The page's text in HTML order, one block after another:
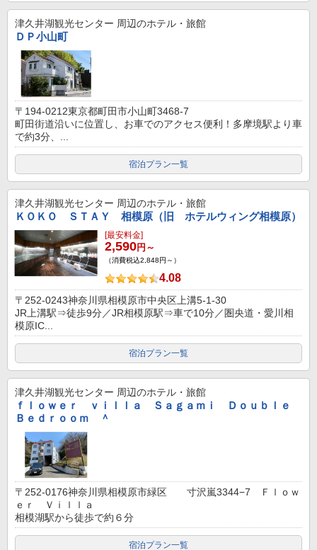
津久井湖観光センター 周辺のホテル・旅館
ＤＰ小山町
〒194-0212東京都町田市小山町3468-7
町田街道沿いに位置し、お車でのアクセス便利！多摩境駅より車
で約3分、...
宿泊プラン一覧
津久井湖観光センター 周辺のホテル・旅館
ＫＯＫＯ ＳＴＡＹ 相模原（旧 ホテルウィング相模原）
[最安料金]
2,590円～
（消費税込2,848円～）
4.08
〒252-0243神奈川県相模原市中央区上溝5-1-30
JR上溝駅⇒徒歩9分／JR相模原駅⇒車で10分／圏央道・愛川相
模原IC...
宿泊プラン一覧
津久井湖観光センター 周辺のホテル・旅館
ｆｌｏｗｅｒ ｖｉｌｌａ Ｓａｇａｍｉ Ｄｏｕｂｌｅ
Ｂｅｄｒｏｏｍ ＾
〒252-0176神奈川県相模原市緑区 寸沢嵐3344−7 Ｆｌｏｗ
ｅｒ Ｖｉｌｌａ
相模湖駅から徒歩で約６分
宿泊プラン一覧